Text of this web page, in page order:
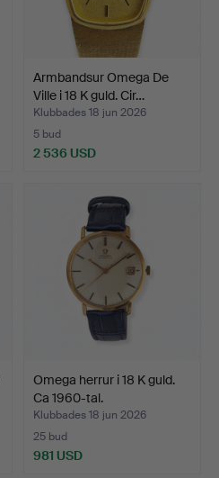
Armbandsur Omega De
Ville i 18 K guld. Cir…
Klubbades 18 jun 2026
5 bud
2 536 USD
Omega herrur i 18 K guld.
Ca 1960-tal.
Klubbades 18 jun 2026
25 bud
981 USD